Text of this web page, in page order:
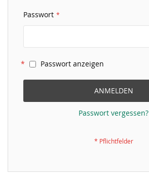
Passwort
Passwort anzeigen
ANMELDEN
Passwort vergessen?